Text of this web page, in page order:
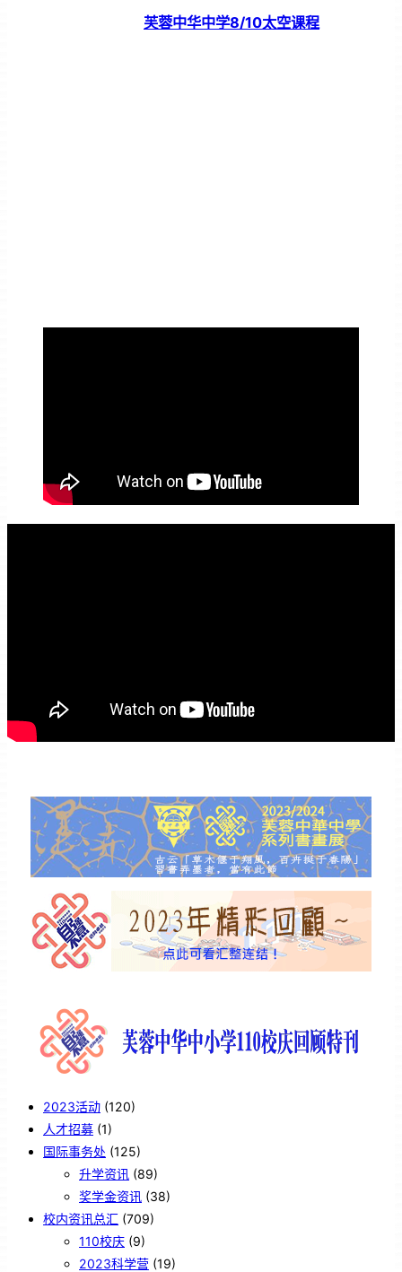
芙蓉中华中学8/10太空课程
2023活动 (120)
人才招募 (1)
国际事务处 (125)
升学资讯 (89)
奖学金资讯 (38)
校内资讯总汇 (709)
110校庆 (9)
2023科学营 (19)